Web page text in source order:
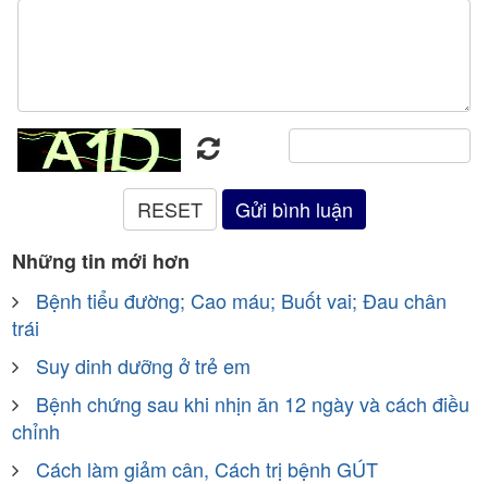
Những tin mới hơn
Bệnh tiểu đường; Cao máu; Buốt vai; Đau chân
trái
Suy dinh dưỡng ở trẻ em
Bệnh chứng sau khi nhịn ăn 12 ngày và cách điều
chỉnh
Cách làm giảm cân, Cách trị bệnh GÚT